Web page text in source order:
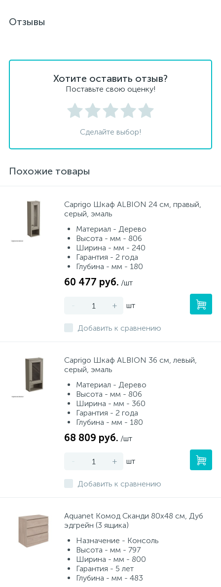
Отзывы
Хотите оставить отзыв?
Поставьте свою оценку!
Сделайте выбор!
Похожие товары
Caprigo Шкаф ALBION 24 см, правый,
серый, эмаль
Материал - Дерево
Высота - мм - 806
Ширина - мм - 240
Гарантия - 2 года
Глубина - мм - 180
60 477 руб. /шт
- + шт
Добавить к сравнению
Caprigo Шкаф ALBION 36 см, левый,
серый, эмаль
Материал - Дерево
Высота - мм - 806
Ширина - мм - 360
Гарантия - 2 года
Глубина - мм - 180
68 809 руб. /шт
- + шт
Добавить к сравнению
Aquanet Комод Сканди 80x48 см, Дуб
эдгрейн (3 ящика)
Назначение - Консоль
Высота - мм - 797
Ширина - мм - 800
Гарантия - 5 лет
Глубина - мм - 483